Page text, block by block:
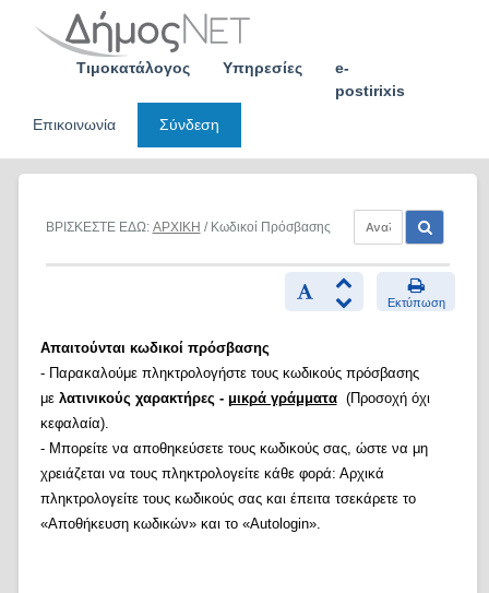
Τιμοκατάλογος Υπηρεσίες
e-
postirixis
Επικοινωνία
Σύνδεση
ΒΡΙΣΚΕΣΤΕ ΕΔΩ: ΑΡΧΙΚΗ / Κωδικοί Πρόσβασης
Εκτύπωση
Απαιτούνται κωδικοί πρόσβασης
- Παρακαλούμε πληκτρολογήστε τους κωδικούς πρόσβασης
με λατινικούς χαρακτήρες - μικρά γράμματα(Προσοχή όχι
κεφαλαία).
- Μπορείτε να αποθηκεύσετε τους κωδικούς σας, ώστε να μη
χρειάζεται να τους πληκτρολογείτε κάθε φορά: Αρχικά
πληκτρολογείτε τους κωδικούς σας και έπειτα τσεκάρετε το
«Αποθήκευση κωδικών» και το «Autologin».